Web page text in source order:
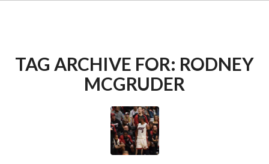
TAG ARCHIVE FOR: RODNEY
MCGRUDER